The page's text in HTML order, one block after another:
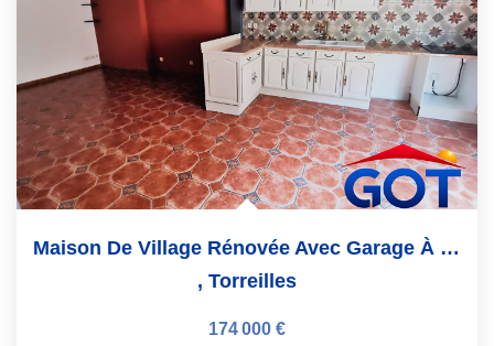
CONTACT
Maison De Village Rénovée Avec Garage À Torreilles, 2...
, Torreilles
174 000 €